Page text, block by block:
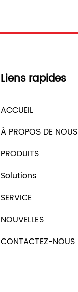
Liens rapides
ACCUEIL
À PROPOS DE NOUS
PRODUITS
Solutions
SERVICE
NOUVELLES
CONTACTEZ-NOUS